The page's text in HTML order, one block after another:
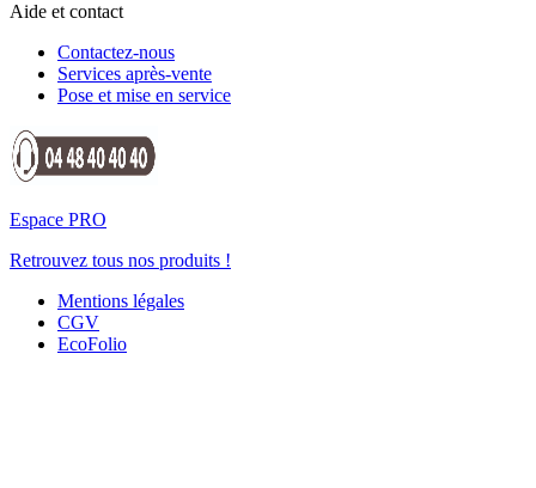
Aide et contact
Contactez-nous
Services après-vente
Pose et mise en service
Espace PRO
Retrouvez tous nos produits !
Mentions légales
CGV
EcoFolio